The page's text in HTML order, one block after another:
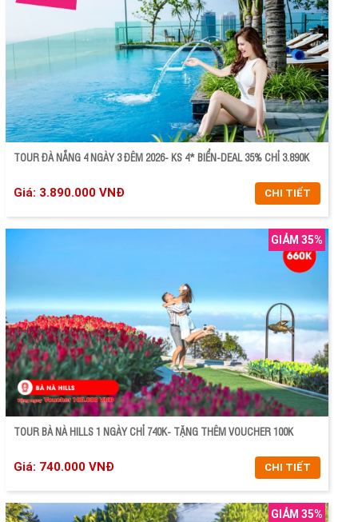
CHI TIẾT
ĐẶT TOUR
TOUR ĐÀ NẴNG 4 NGÀY 3 ĐÊM 2026- KS 4* BIỂN-DEAL 35% CHỈ 3.890K
Giá: 3.890.000 VNĐ CHI TIẾT
GIẢM 35%
TOUR BÀ NÀ HILLS 1 NGÀY CHỈ 740K- TẶNG THÊM VOUCHER 100K
Giá: 740.000 VNĐ CHI TIẾT
GIẢM 35%